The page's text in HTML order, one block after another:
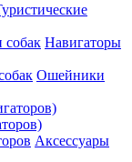
Навигаторы
Ошейники
Аксессуары